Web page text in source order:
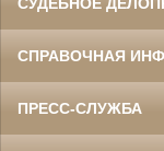
СУДЕБНОЕ
СПРАВОЧНАЯ
ПРЕСС-СЛУЖБА